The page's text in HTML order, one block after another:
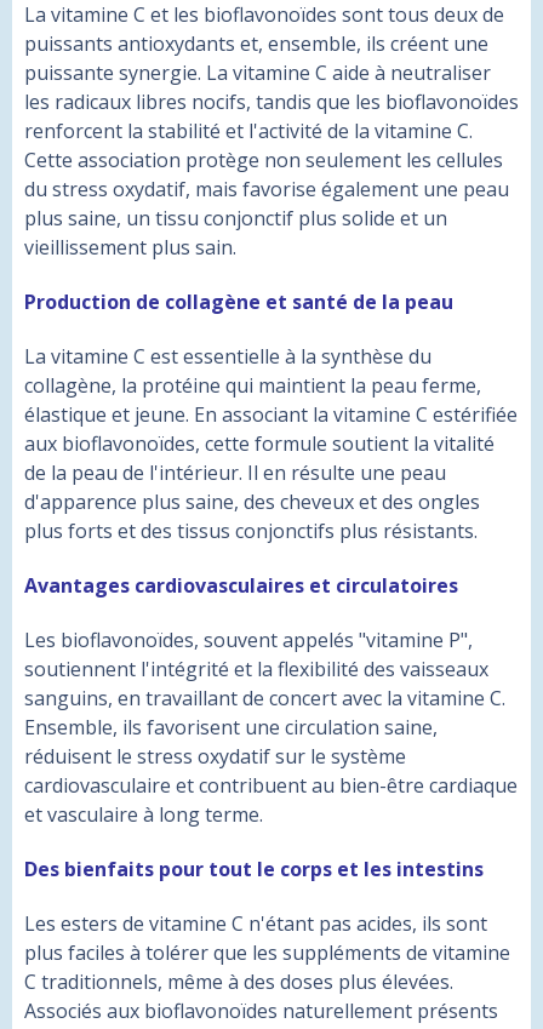
La vitamine C et les bioflavonoïdes sont tous deux de
puissants antioxydants et, ensemble, ils créent une
puissante synergie. La vitamine C aide à neutraliser
les radicaux libres nocifs, tandis que les bioflavonoïdes
renforcent la stabilité et l'activité de la vitamine C.
Cette association protège non seulement les cellules
du stress oxydatif, mais favorise également une peau
plus saine, un tissu conjonctif plus solide et un
vieillissement plus sain.
Production de collagène et santé de la peau
La vitamine C est essentielle à la synthèse du
collagène, la protéine qui maintient la peau ferme,
élastique et jeune. En associant la vitamine C estérifiée
aux bioflavonoïdes, cette formule soutient la vitalité
de la peau de l'intérieur. Il en résulte une peau
d'apparence plus saine, des cheveux et des ongles
plus forts et des tissus conjonctifs plus résistants.
Avantages cardiovasculaires et circulatoires
Les bioflavonoïdes, souvent appelés "vitamine P",
soutiennent l'intégrité et la flexibilité des vaisseaux
sanguins, en travaillant de concert avec la vitamine C.
Ensemble, ils favorisent une circulation saine,
réduisent le stress oxydatif sur le système
cardiovasculaire et contribuent au bien-être cardiaque
et vasculaire à long terme.
Des bienfaits pour tout le corps et les intestins
Les esters de vitamine C n'étant pas acides, ils sont
plus faciles à tolérer que les suppléments de vitamine
C traditionnels, même à des doses plus élevées.
Associés aux bioflavonoïdes naturellement présents